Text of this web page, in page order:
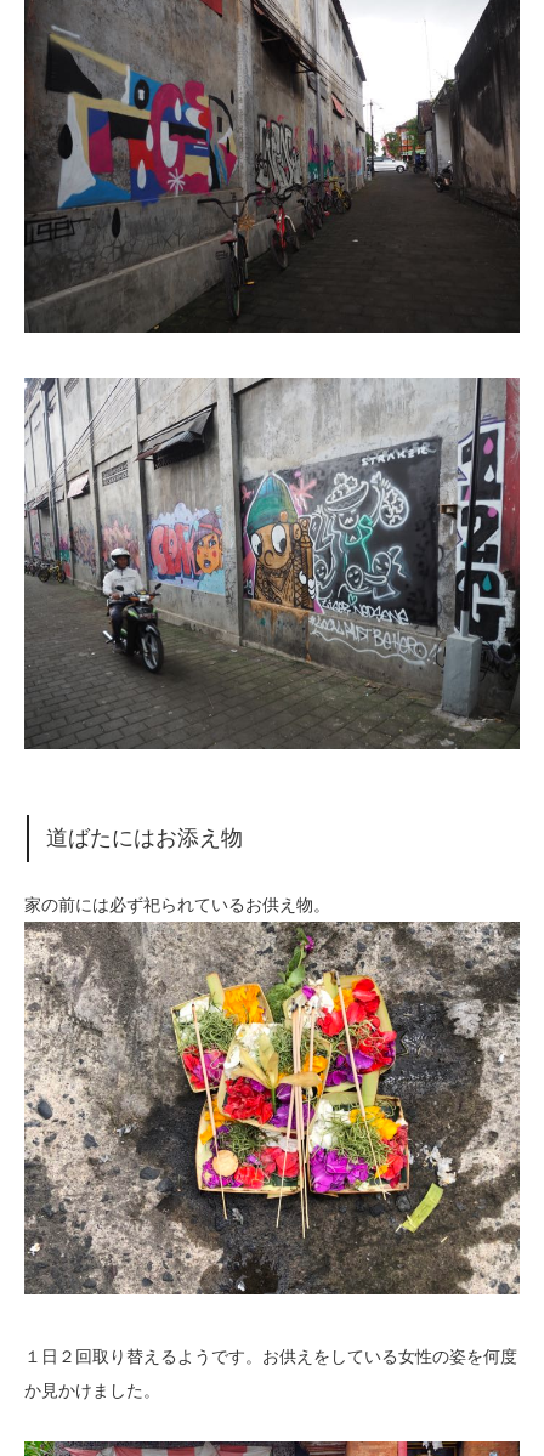
道ばたにはお添え物
家の前には必ず祀られているお供え物。
１日２回取り替えるようです。お供えをしている女性の姿を何度
か見かけました。